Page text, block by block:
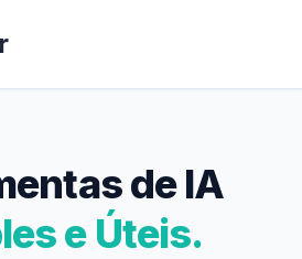
de IA
e Úteis.